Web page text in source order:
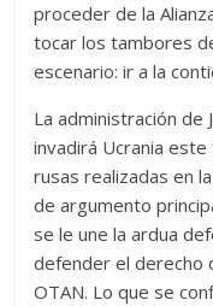
proceder de la
tocar los tambores
escenario: ir a la
La administración de
invadirá Ucrania
rusas realizadas en
de argumento
se le une la ardua
defender el derecho
OTAN. Lo que se